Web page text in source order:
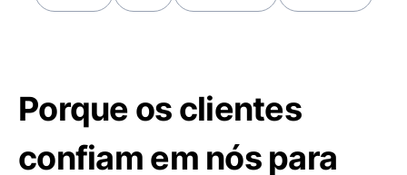
Porque os clientes
confiam em nós para